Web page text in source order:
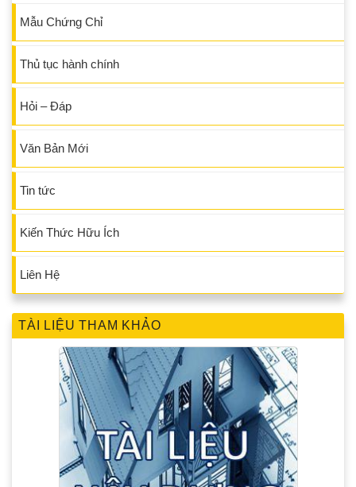
Mẫu Chứng Chỉ
Thủ tục hành chính
Hỏi – Đáp
Văn Bản Mới
Tin tức
Kiến Thức Hữu Ích
Liên Hệ
TÀI LIỆU THAM KHẢO